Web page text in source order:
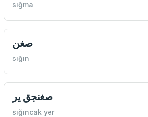
sığma
صغن
sığın
صغنجق یر
sığıncak yer